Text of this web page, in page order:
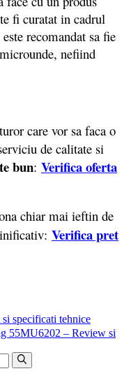
fi curatat in cadrul
recomandat sa fie
nefiind
care vor sa faca o
de calitate si
bun: Verifica oferta
chiar mai ieftin de
Verifica pret
specificati tehnice
55MU6202 – Review si